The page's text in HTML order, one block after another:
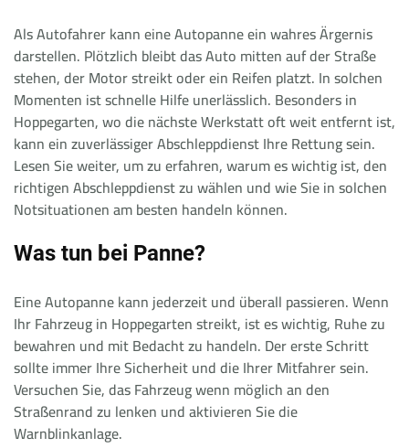
Als Autofahrer kann eine Autopanne ein wahres Ärgernis
darstellen. Plötzlich bleibt das Auto mitten auf der Straße
stehen, der Motor streikt oder ein Reifen platzt. In solchen
Momenten ist schnelle Hilfe unerlässlich. Besonders in
Hoppegarten, wo die nächste Werkstatt oft weit entfernt ist,
kann ein zuverlässiger Abschleppdienst Ihre Rettung sein.
Lesen Sie weiter, um zu erfahren, warum es wichtig ist, den
richtigen Abschleppdienst zu wählen und wie Sie in solchen
Notsituationen am besten handeln können.
Was tun bei Panne?
Eine Autopanne kann jederzeit und überall passieren. Wenn
Ihr Fahrzeug in Hoppegarten streikt, ist es wichtig, Ruhe zu
bewahren und mit Bedacht zu handeln. Der erste Schritt
sollte immer Ihre Sicherheit und die Ihrer Mitfahrer sein.
Versuchen Sie, das Fahrzeug wenn möglich an den
Straßenrand zu lenken und aktivieren Sie die
Warnblinkanlage.